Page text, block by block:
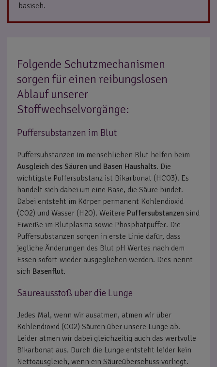
basisch.
Folgende Schutzmechanismen
sorgen für einen reibungslosen
Ablauf unserer
Stoffwechselvorgänge:
Puffersubstanzen im Blut
Puffersubstanzen im menschlichen Blut helfen beim
Ausgleich des Säuren und Basen Haushalts. Die
wichtigste Puffersubstanz ist Bikarbonat (HCO3). Es
handelt sich dabei um eine Base, die Säure bindet.
Dabei entsteht im Körper permanent Kohlendioxid
(CO2) und Wasser (H2O). Weitere Puffersubstanzen sind
Eiweiße im Blutplasma sowie Phosphatpuffer. Die
Puffersubstanzen sorgen in erste Linie dafür, dass
jegliche Änderungen des Blut pH Wertes nach dem
Essen sofort wieder ausgeglichen werden. Dies nennt
sich Basenflut.
Säureausstoß über die Lunge
Jedes Mal, wenn wir ausatmen, atmen wir über
Kohlendioxid (CO2) Säuren über unsere Lunge ab.
Leider atmen wir dabei gleichzeitig auch das wertvolle
Bikarbonat aus. Durch die Lunge entsteht leider kein
Nettoausgleich, wenn ein Säureüberschuss vorliegt.